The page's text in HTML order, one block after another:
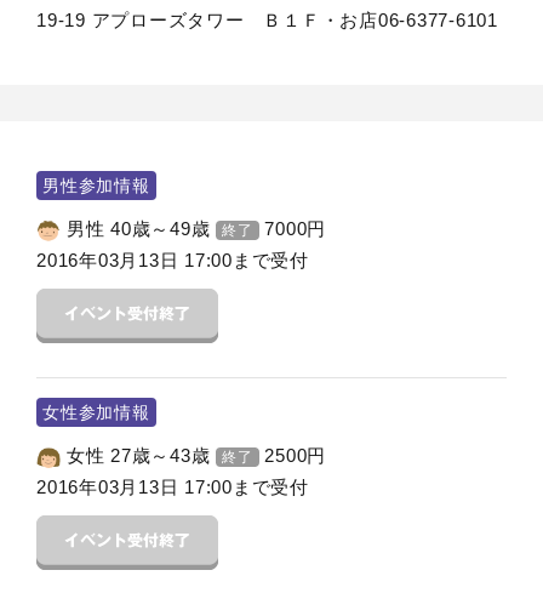
19-19 アプローズタワー Ｂ１Ｆ・お店06-6377-6101
男性参加情報
男性 40歳～49歳 終了 7000円
2016年03月13日 17:00まで受付
女性参加情報
女性 27歳～43歳 終了 2500円
2016年03月13日 17:00まで受付